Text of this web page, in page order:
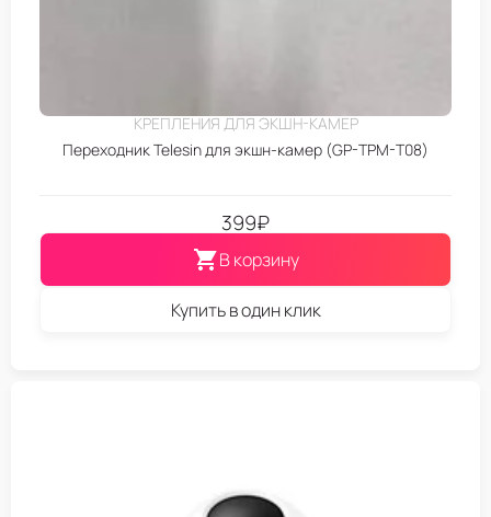
КРЕПЛЕНИЯ ДЛЯ ЭКШН-КАМЕР
Переходник Telesin для экшн-камер (GP-TPM-T08)
399₽
В корзину
Купить в один клик